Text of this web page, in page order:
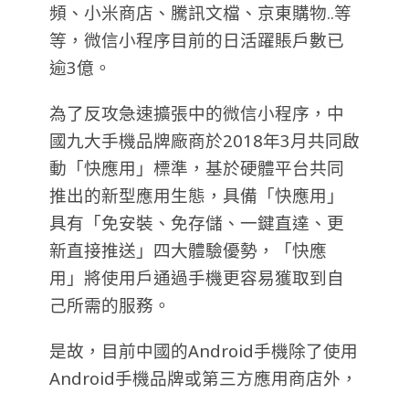
頻、小米商店、騰訊文檔、京東購物..等
等，微信小程序目前的日活躍賬戶數已
逾3億。
為了反攻急速擴張中的微信小程序，中
國九大手機品牌廠商於2018年3月共同啟
動「快應用」標準，基於硬體平台共同
推出的新型應用生態，具備「快應用」
具有「免安裝、免存儲、一鍵直達、更
新直接推送」四大體驗優勢，「快應
用」將使用戶通過手機更容易獲取到自
己所需的服務。
是故，目前中國的Android手機除了使用
Android手機品牌或第三方應用商店外，